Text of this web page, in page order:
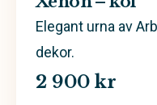
Elegant urna av
dekor.
2 900 kr